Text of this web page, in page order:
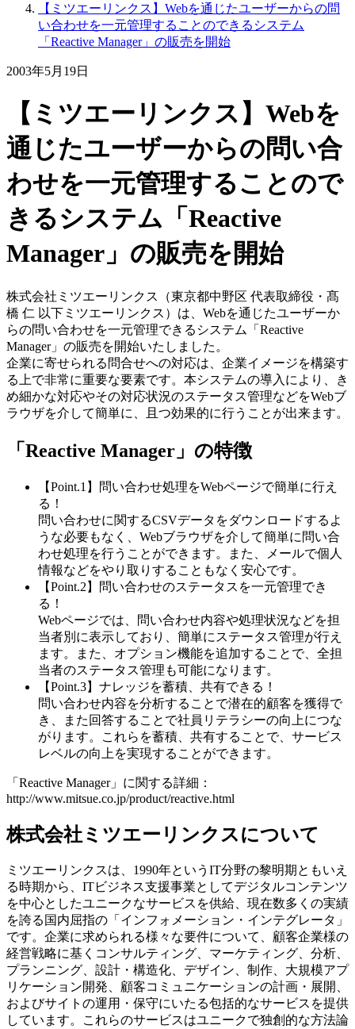
【ミツエーリンクス】Webを通じたユーザーからの問
い合わせを一元管理することのできるシステム
「Reactive Manager」の販売を開始
2003年5月19日
【ミツエーリンクス】Webを
通じたユーザーからの問い合
わせを一元管理することので
きるシステム「Reactive
Manager」の販売を開始
株式会社ミツエーリンクス（東京都中野区 代表取締役・髙
橋 仁 以下ミツエーリンクス）は、Webを通じたユーザーか
らの問い合わせを一元管理できるシステム「Reactive
Manager」の販売を開始いたしました。
企業に寄せられる問合せへの対応は、企業イメージを構築す
る上で非常に重要な要素です。本システムの導入により、き
め細かな対応やその対応状況のステータス管理などをWebブ
ラウザを介して簡単に、且つ効果的に行うことが出来ます。
「Reactive Manager」の特徴
【Point.1】問い合わせ処理をWebページで簡単に行え
る！
問い合わせに関するCSVデータをダウンロードするよ
うな必要もなく、Webブラウザを介して簡単に問い合
わせ処理を行うことができます。また、メールで個人
情報などをやり取りすることもなく安心です。
【Point.2】問い合わせのステータスを一元管理でき
る！
Webページでは、問い合わせ内容や処理状況などを担
当者別に表示しており、簡単にステータス管理が行え
ます。また、オプション機能を追加することで、全担
当者のステータス管理も可能になります。
【Point.3】ナレッジを蓄積、共有できる！
問い合わせ内容を分析することで潜在的顧客を獲得で
き、また回答することで社員リテラシーの向上につな
がります。これらを蓄積、共有することで、サービス
レベルの向上を実現することができます。
「Reactive Manager」に関する詳細：
http://www.mitsue.co.jp/product/reactive.html
株式会社ミツエーリンクスについて
ミツエーリンクスは、1990年というIT分野の黎明期ともいえ
る時期から、ITビジネス支援事業としてデジタルコンテンツ
を中心としたユニークなサービスを供給、現在数多くの実績
を誇る国内屈指の「インフォメーション・インテグレータ」
です。企業に求められる様々な要件について、顧客企業様の
経営戦略に基くコンサルティング、マーケティング、分析、
プランニング、設計・構造化、デザイン、制作、大規模アプ
リケーション開発、顧客コミュニケーションの計画・展開、
およびサイトの運用・保守にいたる包括的なサービスを提供
しています。これらのサービスはユニークで独創的な方法論